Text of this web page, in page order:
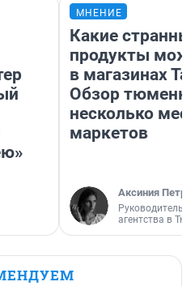
МНЕНИЕ
Какие
продукты
в магазинах
Обзор
несколько
маркетов
Аксиния
Руководитель
агентства в